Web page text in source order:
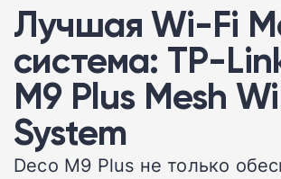
Лучшая Wi-Fi
система: TP-
M9 Plus Mesh
System
Deco M9 Plus не только